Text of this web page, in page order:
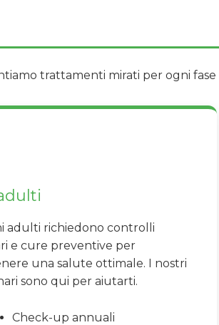
trattamenti mirati per ogni
adulti richiedono controlli
e cure preventive per
una salute ottimale. I nostri
sono qui per aiutarti.
Check-up annuali